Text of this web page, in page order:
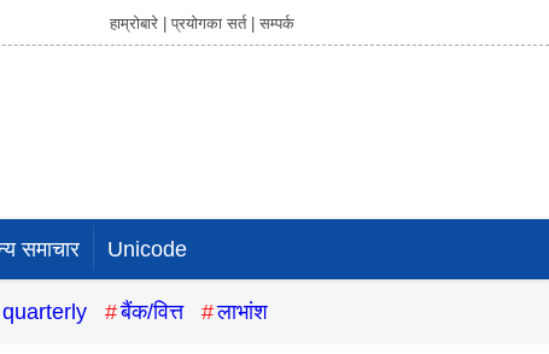
हाम्रोबारे | प्रयोगका सर्त | सम्पर्क
समाचार Unicode
quarterly बैंक/वित्त लाभांश